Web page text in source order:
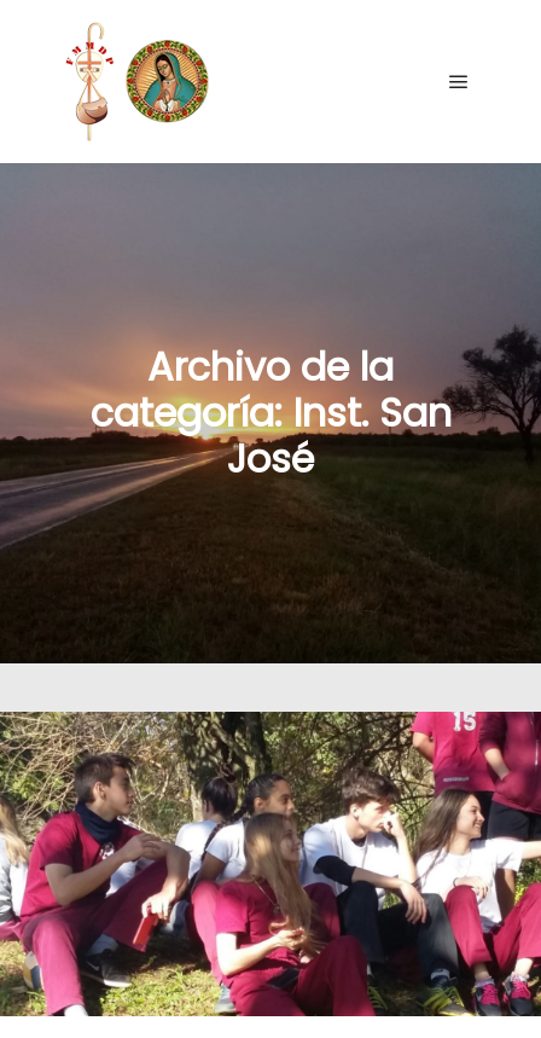
Archivo de la
categoría:Inst. San
José